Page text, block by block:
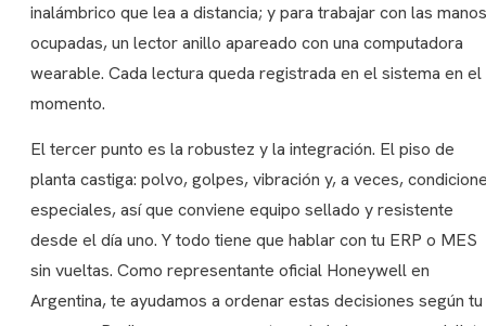
inalámbrico que lea a distancia; y para trabajar con las manos
ocupadas, un lector anillo apareado con una computadora
wearable. Cada lectura queda registrada en el sistema en el
momento.
El tercer punto es la robustez y la integración. El piso de
planta castiga: polvo, golpes, vibración y, a veces,
especiales, así que conviene equipo sellado y resistente
desde el día uno. Y todo tiene que hablar con tu ERP o MES
sin vueltas. Como representante oficial Honeywell en
Argentina, te ayudamos a ordenar estas decisiones según tu